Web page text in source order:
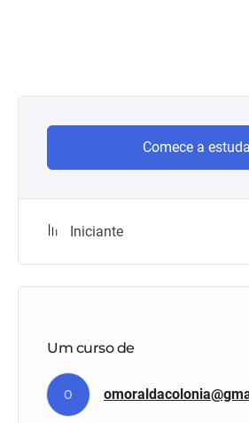
Comece a
Iniciante
Um curso de
O